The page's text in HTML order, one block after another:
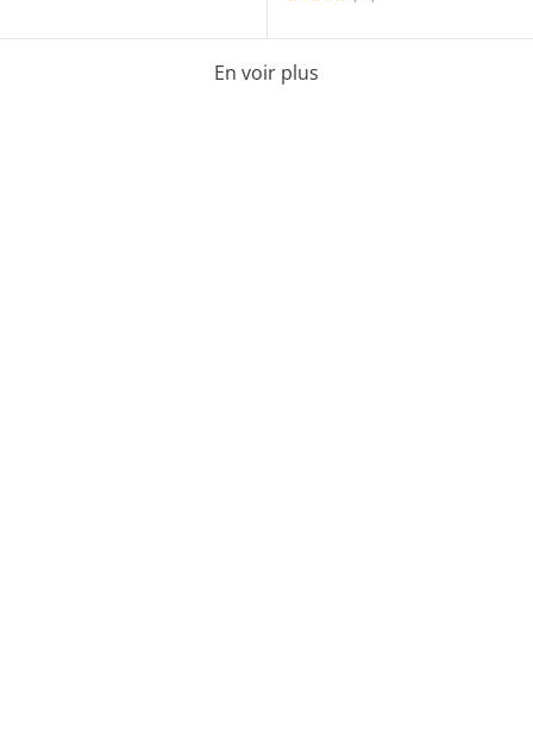
En voir plus